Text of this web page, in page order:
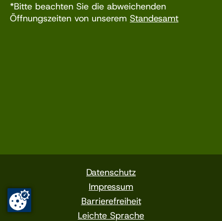
*Bitte beachten Sie die abweichenden
Öffnungszeiten von unserem Standesamt
Datenschutz
Impressum
Barrierefreiheit
Leichte Sprache